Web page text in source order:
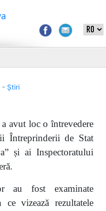
- Știri
avut loc o întrevedere
Întreprinderii de Stat
și ai Inspectoratului
au fost examinate
vizează rezultatele